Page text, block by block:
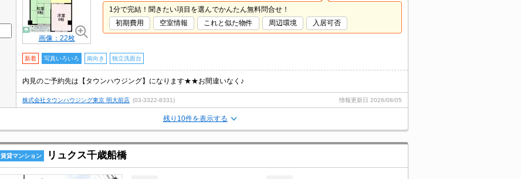
画像：22枚
1分で完結！聞きたい項目を選んでかんたん無料問合せ！
初期費用
空室情報 これと似た物件 周辺環境 入居可否
新着 写真いろいろ 南向き 独立洗面台
内見のご予約先は【タウンハウジング】になります★★お間違いなく♪
株式会社タウンハウジング東京 明大前店 (03-3322-8331) 情報更新日 2026/08/05
残り10件を表示する
賃貸マンション リュクス千歳船橋